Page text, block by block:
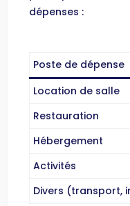
dépenses :
Poste de dépense
Location de salle
Restauration
Hébergement
Activités
Divers (transport,